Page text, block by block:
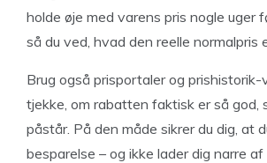
holde øje med varens pris nogle uger
så du ved, hvad den reelle normalpris
Brug også prisportaler og
tjekke, om rabatten faktisk er så god,
påstår. På den måde sikrer du dig, at
besparelse – og ikke lader dig narre